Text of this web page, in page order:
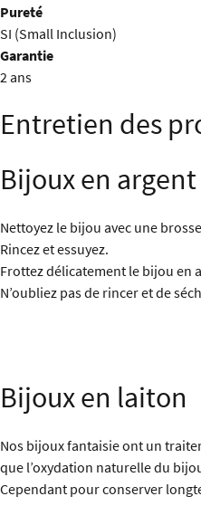
Pureté
SI (Small Inclusion)
Garantie
2 ans
Entretien des
Bijoux en argent
Nettoyez le bijou avec une
Rincez et essuyez.
Frottez délicatement le bijou en
N’oubliez pas de rincer et de
Bijoux en laiton
Nos bijoux fantaisie ont un
que l’oxydation naturelle du
Cependant pour conserver